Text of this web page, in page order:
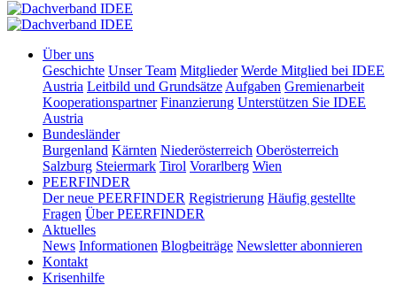
Über uns
Geschichte Unser Team Mitglieder Werde Mitglied bei IDEE
Austria Leitbild und Grundsätze Aufgaben Gremienarbeit
Kooperationspartner Finanzierung Unterstützen Sie IDEE
Austria
Bundesländer
Burgenland Kärnten Niederösterreich Oberösterreich
Salzburg Steiermark Tirol Vorarlberg Wien
PEERFINDER
Der neue PEERFINDER Registrierung Häufig gestellte
Fragen Über PEERFINDER
Aktuelles
News Informationen Blogbeiträge Newsletter abonnieren
Kontakt
Krisenhilfe